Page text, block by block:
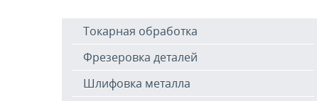
Токарная обработка
Фрезеровка деталей
Шлифовка металла